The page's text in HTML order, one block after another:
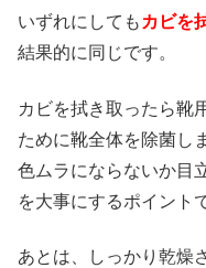
いずれにしても カビを
結果的に同じです。
カビを拭き取ったら靴
ために靴全体を除菌し
色ムラにならないか目
を大事にするポイント
あとは、しっかり乾